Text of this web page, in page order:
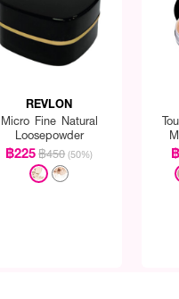
REVLON
Micro Fine Natural
Loosepowder
฿225฿450 (50%)